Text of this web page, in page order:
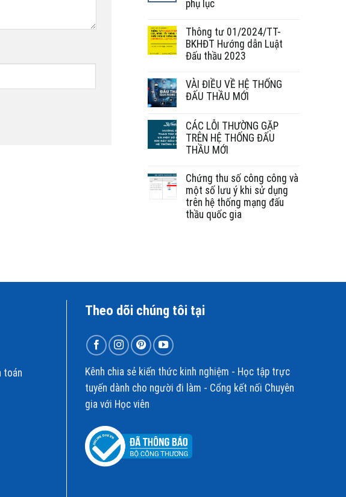
phụ lục
Thông tư 01/2024/TT-
BKHĐT Hướng dẫn Luật
Đấu thầu 2023
VÀI ĐIỀU VỀ HỆ THỐNG
ĐẤU THẦU MỚI
CÁC LỖI THƯỜNG GẶP
TRÊN HỆ THỐNG ĐẤU
THẦU MỚI
Chứng thu số công công và
một số lưu ý khi sử dụng
trên hệ thống mạng đấu
thầu quốc gia
toán
Theo dõi chúng tôi tại
Kênh chia sẻ kiến thức kinh nghiệm - Học tập trực
tuyến dành cho người đi làm - Cổng kết nối Chuyên
gia với Học viên